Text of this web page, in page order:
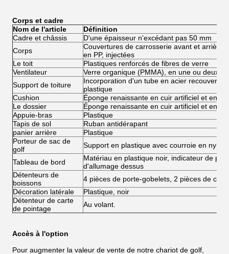
Corps et cadre
Nom de l'article
Définition
Cadre et châssis
D'une épaisseur n'excédant pas 50 mm
Corps
Couvertures de carrosserie avant et arrière
en PP, injectées
Le toit
Plastiques renforcés de fibres de verre
Ventilateur
Verre organique (PMMA), en une ou deux
Support de toiture
Incorporation d'un tube en acier recouvert
plastique
Cushion
Éponge renaissante en cuir artificiel et en
Le dossier
Éponge renaissante en cuir artificiel et en
Appuie-bras
Plastique
Tapis de sol
Ruban antidérapant
panier arrière
Plastique
Porteur de sac de
golf
Support en plastique avec courroie en nylon
Tableau de bord
Matériau en plastique noir, indicateur de
d'allumage dessus
Détenteurs de
boissons
4 pièces de porte-gobelets, 2 pièces de
Décoration latérale
Plastique, noir
Détenteur de carte
de pointage
Au volant.
Accès à l'option
Pour augmenter la valeur de vente de notre chariot de golf,